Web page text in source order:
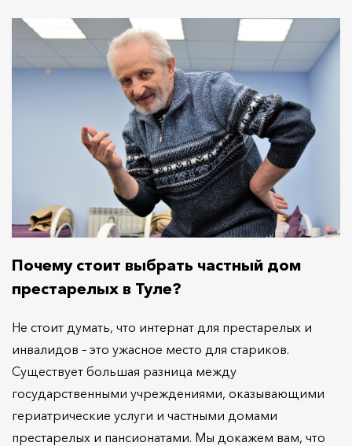
Почему стоит выбрать частный дом
престарелых в Туле?
Не стоит думать, что интернат для престарелых и
инвалидов – это ужасное место для стариков.
Существует большая разница между
государственными учреждениями, оказывающими
гериатрические услуги и частными домами
престарелых и пансионатами. Мы докажем вам, что